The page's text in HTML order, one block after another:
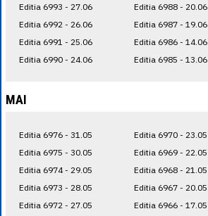
Editia 6993 - 27.06
Editia 6992 - 26.06
Editia 6991 - 25.06
Editia 6990 - 24.06
Editia 6988 - 20.06
Editia 6987 - 19.06
Editia 6986 - 14.06
Editia 6985 - 13.06
MAI
Editia 6976 - 31.05
Editia 6975 - 30.05
Editia 6974 - 29.05
Editia 6973 - 28.05
Editia 6972 - 27.05
Editia 6970 - 23.05
Editia 6969 - 22.05
Editia 6968 - 21.05
Editia 6967 - 20.05
Editia 6966 - 17.05